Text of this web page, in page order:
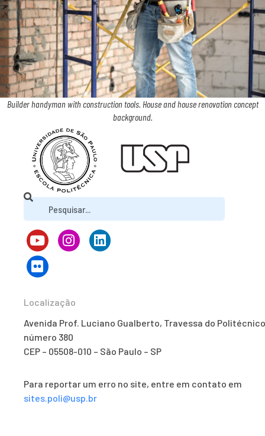
Builder handyman with construction tools. House and house renovation concept
background.
Localização
Avenida Prof. Luciano Gualberto, Travessa do
número 380
CEP – 05508-010 – São Paulo – SP
Para reportar um erro no site, entre em contato em
sites.poli@usp.br